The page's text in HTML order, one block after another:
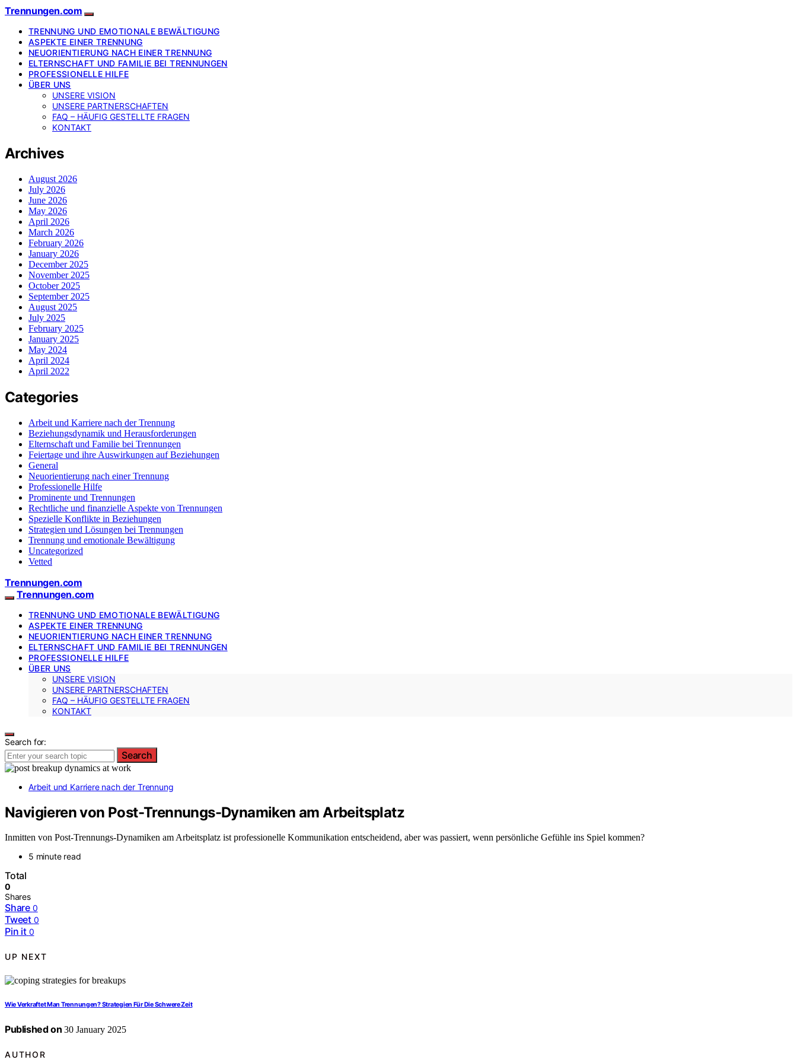
Trennungen.com
TRENNUNG UND EMOTIONALE BEWÄLTIGUNG
ASPEKTE EINER TRENNUNG
NEUORIENTIERUNG NACH EINER TRENNUNG
ELTERNSCHAFT UND FAMILIE BEI TRENNUNGEN
PROFESSIONELLE HILFE
ÜBER UNS
UNSERE VISION
UNSERE PARTNERSCHAFTEN
FAQ – HÄUFIG GESTELLTE FRAGEN
KONTAKT
Archives
August 2026
July 2026
June 2026
May 2026
April 2026
March 2026
February 2026
January 2026
December 2025
November 2025
October 2025
September 2025
August 2025
July 2025
February 2025
January 2025
May 2024
April 2024
April 2022
Categories
Arbeit und Karriere nach der Trennung
Beziehungsdynamik und Herausforderungen
Elternschaft und Familie bei Trennungen
Feiertage und ihre Auswirkungen auf Beziehungen
General
Neuorientierung nach einer Trennung
Professionelle Hilfe
Prominente und Trennungen
Rechtliche und finanzielle Aspekte von Trennungen
Spezielle Konflikte in Beziehungen
Strategien und Lösungen bei Trennungen
Trennung und emotionale Bewältigung
Uncategorized
Vetted
Trennungen.com
Trennungen.com
TRENNUNG UND EMOTIONALE BEWÄLTIGUNG
ASPEKTE EINER TRENNUNG
NEUORIENTIERUNG NACH EINER TRENNUNG
ELTERNSCHAFT UND FAMILIE BEI TRENNUNGEN
PROFESSIONELLE HILFE
ÜBER UNS
UNSERE VISION
UNSERE PARTNERSCHAFTEN
FAQ – HÄUFIG GESTELLTE FRAGEN
KONTAKT
Search for:
Search
Arbeit und Karriere nach der Trennung
Navigieren von Post-Trennungs-Dynamiken am Arbeitsplatz
Inmitten von Post-Trennungs-Dynamiken am Arbeitsplatz ist professionelle Kommunikation entscheidend, aber was passiert, wenn persönliche Gefühle ins Spiel kommen?
5 minute read
Total
0
Shares
Share 0
Tweet 0
Pin it 0
UP NEXT
Wie Verkraftet Man Trennungen? Strategien Für Die Schwere Zeit
Published on 30 January 2025
AUTHOR